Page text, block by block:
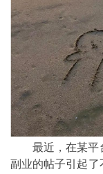
最近，在某平
副业的帖子引起了